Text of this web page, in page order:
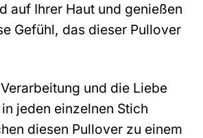
auf Ihrer Haut und genießen
Gefühl, das dieser Pullover
und die Liebe
jeden einzelnen Stich
diesen Pullover zu einem